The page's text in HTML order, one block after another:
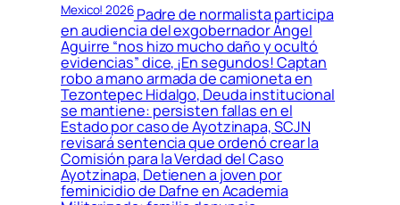
Mexico! 2026Padre de normalista participa
en audiencia del exgobernador Ángel
Aguirre “nos hizo mucho daño y ocultó
evidencias” dice, ¡En segundos! Captan
robo a mano armada de camioneta en
Tezontepec Hidalgo, Deuda institucional
se mantiene: persisten fallas en el
Estado por caso de Ayotzinapa, SCJN
revisará sentencia que ordenó crear la
Comisión para la Verdad del Caso
Ayotzinapa, Detienen a joven por
feminicidio de Dafne en Academia